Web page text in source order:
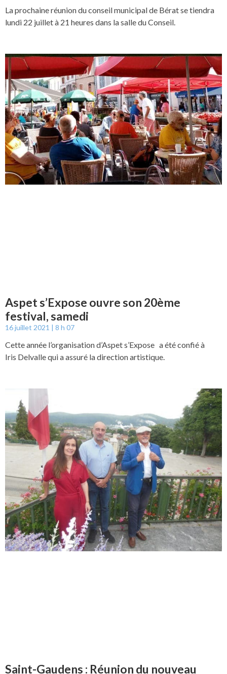
La prochaine réunion du conseil municipal de Bérat se tiendra
lundi 22 juillet à 21 heures dans la salle du Conseil.
Aspet s’Expose ouvre son 20ème
festival, samedi
16 juillet 2021 8 h 07
Cette année l’organisation d’Aspet s’Expose a été confié à
Iris Delvalle qui a assuré la direction artistique.
Saint-Gaudens : Réunion du nouveau